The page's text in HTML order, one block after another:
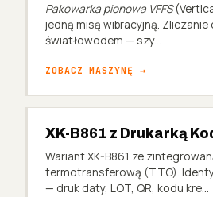
Pakowarka pionowa VFFS
jedną misą wibracyjną.
światłowodem — szy...
ZOBACZ MASZYNĘ →
XK-B861 z Drukarką
Wariant XK-B861 ze
termotransferową (TTO).
— druk daty, LOT, QR, kodu kre...